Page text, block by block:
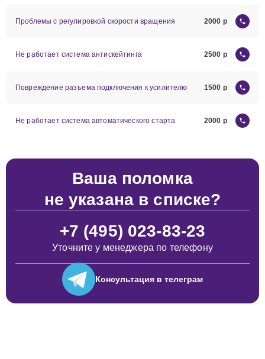
Проблемы с регулировкой скорости вращения 2000
Не работает система антискейтинга 2500
Повреждение разъема подключения к усилителю 1500
Не работает система автоматического старта 2000
Ваша поломка
не указана в списке?
+7 (495) 023-83-23
Уточните у менеджера по телефону
Консультация в телеграм